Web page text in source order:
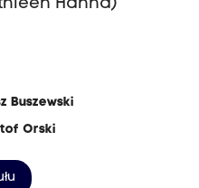
Hanna)
Buszewski
Orski